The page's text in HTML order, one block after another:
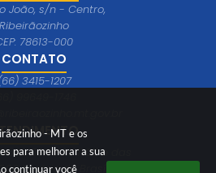
- MT e os
para melhorar a sua
continuar você
João, s/n - Centro,
Ribeirãozinho
78613-000
CONTATO
3415-1207
08:00 às 11:00 e das
horário de Brasília